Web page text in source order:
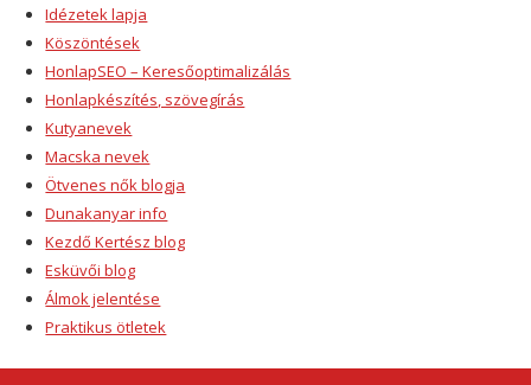
Idézetek lapja
Köszöntések
HonlapSEO – Keresőoptimalizálás
Honlapkészítés, szövegírás
Kutyanevek
Macska nevek
Ötvenes nők blogja
Dunakanyar info
Kezdő Kertész blog
Esküvői blog
Álmok jelentése
Praktikus ötletek